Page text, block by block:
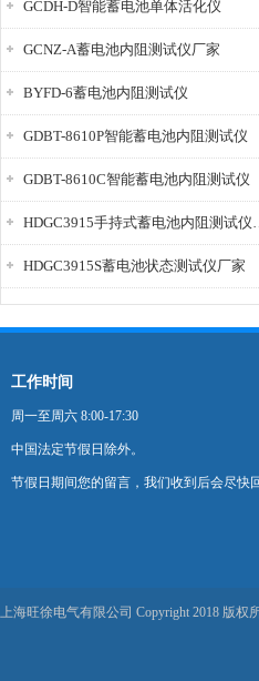
GCDH-D智能蓄电池单体活化仪
GCNZ-A蓄电池内阻测试仪厂家
BYFD-6蓄电池内阻测试仪
GDBT-8610P智能蓄电池内阻测试仪
GDBT-8610C智能蓄电池内阻测试仪
HDGC3915S蓄电池状态测试仪厂家
工作时间
周一至周六 8:00-17:30
中国法定节假日除外。
节假日期间您的留言，我们收到后会尽快
上海旺徐电气有限公司 Copyright 2018 版权